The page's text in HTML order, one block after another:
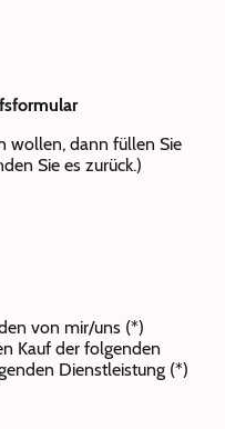
wollen, dann füllen Sie
Sie es zurück.)
von mir/uns (*)
Kauf der folgenden
Dienstleistung (*)